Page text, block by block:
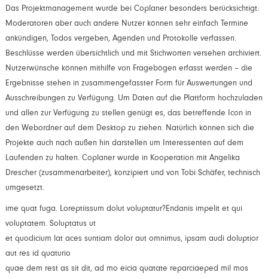
Das Projektmanagement wurde bei Coplaner besonders berücksichtigt:
Moderatoren aber auch andere Nutzer können sehr einfach Termine
ankündigen, Todos vergeben, Agenden und Protokolle verfassen.
Beschlüsse werden übersichtlich und mit Stichworten versehen archiviert.
Nutzerwünsche können mithilfe von Fragebögen erfasst werden – die
Ergebnisse stehen in zusammengefasster Form für Auswertungen und
Ausschreibungen zu Verfügung. Um Daten auf die Plattform hochzuladen
und allen zur Verfügung zu stellen genügt es, das betreffende Icon in
den Webordner auf dem Desktop zu ziehen. Natürlich können sich die
Projekte auch nach außen hin darstellen um Interessenten auf dem
Laufenden zu halten. Coplaner wurde in Kooperation mit Angelika
Drescher (zusammenarbeiter), konzipiert und von Tobi Schäfer, technisch
umgesetzt.
ime quat fuga. Loreptiissum dolut voluptatur?Endanis impelit et qui
voluptatem. Soluptatus ut
et quodicium lat aces suntiam dolor aut omnimus, ipsam audi doluptior
aut res id quaturio
quae dem rest as sit dit, ad mo eicia quatate reparciaeped mil mos